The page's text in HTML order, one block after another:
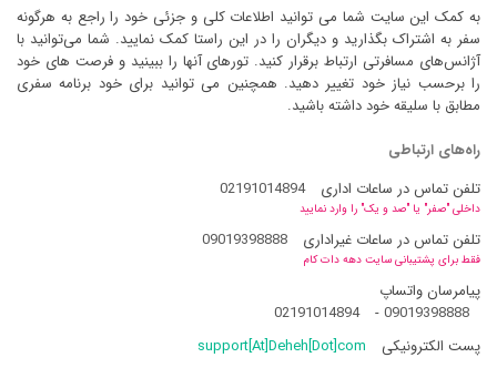
به کمک این سایت شما می توانید اطلاعات کلی و جزئی خود را راجع به هرگونه
سفر به اشتراک بگذارید و دیگران را در این راستا کمک نمایید. شما می‌توانید با
آژانس‌های مسافرتی ارتباط برقرار کنید. تورهای آنها را ببینید و فرصت های خود
را برحسب نیاز خود تغییر دهید. همچنین می توانید برای خود برنامه سفری
مطابق با سلیقه خود داشته باشید.
راه‌های ارتباطی
تلفن تماس در ساعات اداری
02191014894
داخلی "صفر" یا "صد و یک" را وارد نمایید
تلفن تماس در ساعات غیراداری 09019398888
فقط برای پشتیبانی سایت دهه دات کام
پیامرسان واتساپ
09019398888
-
02191014894
پست الکترونیکی
support[At]Deheh[Dot]com